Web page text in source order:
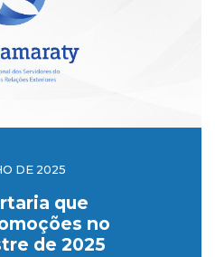
DE 2025
que
no
de 2025